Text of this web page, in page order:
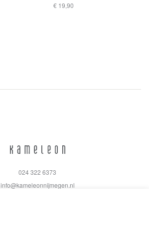
€ 19,90
024 322 6373
info@kameleonnijmegen.nl